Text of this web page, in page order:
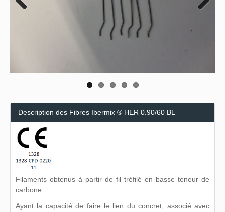
Description des Fibres Ibermix ® HER 0.90/60 BL
Filaments obtenus à partir de fil tréfilé en basse teneur de
carbone.
Ayant la capacité de faire le lien du concret, associé avec